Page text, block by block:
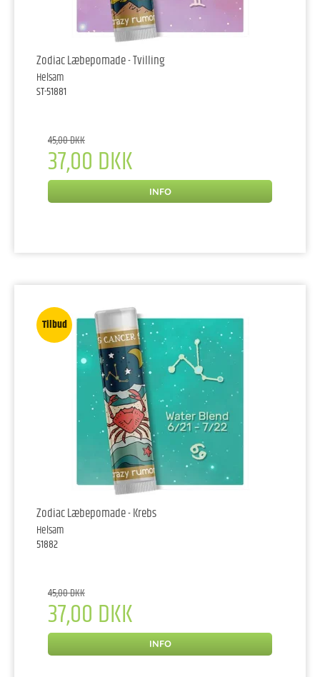
Zodiac Læbepomade - Tvilling
Helsam
ST-51881
45,00 DKK
37,00 DKK
INFO
Tilbud
Zodiac Læbepomade - Krebs
Helsam
51882
45,00 DKK
37,00 DKK
INFO